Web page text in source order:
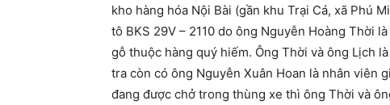
kho hàng hóa Nội Bài (gần khu Trại Cá, xã Phú
tô BKS 29V – 2110 do ông Nguyễn Hoàng Thời
gỗ thuộc hàng quý hiếm. Ông Thời và ông Lịch
tra còn có ông Nguyễn Xuân Hoan là nhân viên
đang được chở trong thùng xe thì ông Thời và